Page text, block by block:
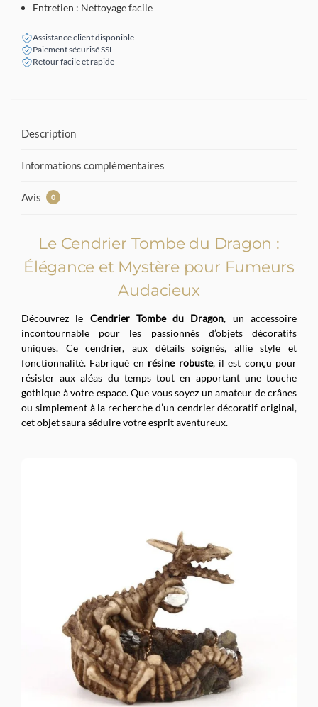
Entretien : Nettoyage facile
Assistance client disponible
Paiement sécurisé SSL
Retour facile et rapide
Description
Informations complémentaires
Avis 0
Le Cendrier Tombe du Dragon :
Élégance et Mystère pour Fumeurs
Audacieux
Découvrez le Cendrier Tombe du Dragon, un accessoire
incontournable pour les passionnés d’objets décoratifs
uniques. Ce cendrier, aux détails soignés, allie style et
fonctionnalité. Fabriqué en résine robuste, il est conçu pour
résister aux aléas du temps tout en apportant une touche
gothique à votre espace. Que vous soyez un amateur de crânes
ou simplement à la recherche d’un cendrier décoratif original,
cet objet saura séduire votre esprit aventureux.